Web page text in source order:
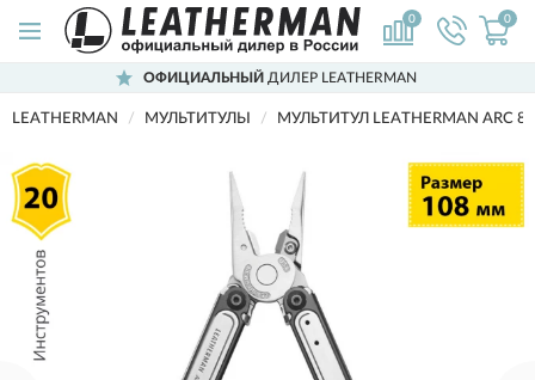
0 0
ОФИЦИАЛЬНЫЙ ДИЛЕР LEATHERMAN
LEATHERMAN МУЛЬТИТУЛЫ МУЛЬТИТУЛ LEATHERMAN ARC